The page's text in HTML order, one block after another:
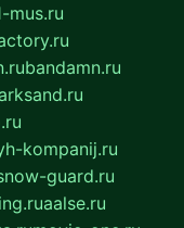
mus.ru
bandamn.ru
kompanij.ru
guard.ru
aalse.ru